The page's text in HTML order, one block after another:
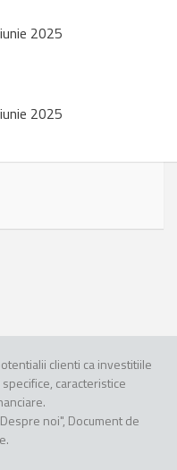
2025
2025
clienti ca investitiile
caracteristice
noi", Document de